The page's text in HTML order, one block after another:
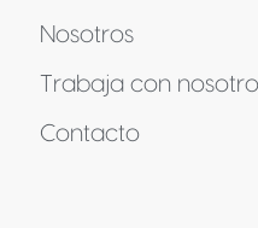
Nosotros
Trabaja con
Contacto